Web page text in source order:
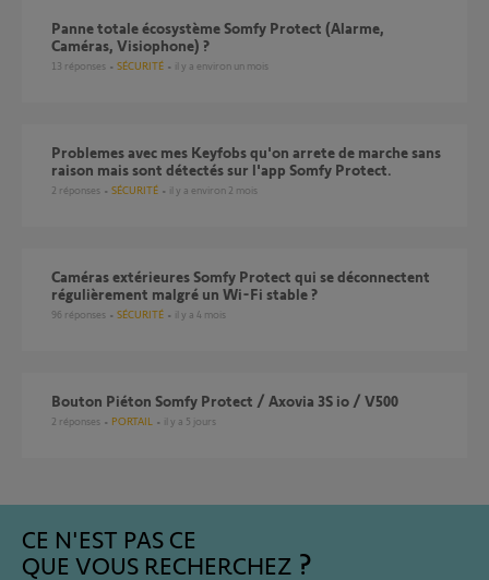
Panne totale écosystème Somfy Protect (Alarme,
Caméras, Visiophone) ?
13 réponses SÉCURITÉ il y a environ un mois
Problemes avec mes Keyfobs qu'on arrete de marche sans
raison mais sont détectés sur l'app Somfy Protect.
2 réponses SÉCURITÉ il y a environ 2 mois
Caméras extérieures Somfy Protect qui se déconnectent
régulièrement malgré un Wi-Fi stable ?
96 réponses SÉCURITÉ il y a 4 mois
Bouton Piéton Somfy Protect / Axovia 3S io / V500
2 réponses PORTAIL il y a 5 jours
CE N'EST PAS CE
QUE VOUS RECHERCHEZ